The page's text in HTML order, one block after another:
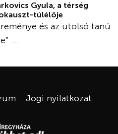
Gyula, a térség
túlélője
reménye és az utolsó tanú
...
Jogi nyilatkozat